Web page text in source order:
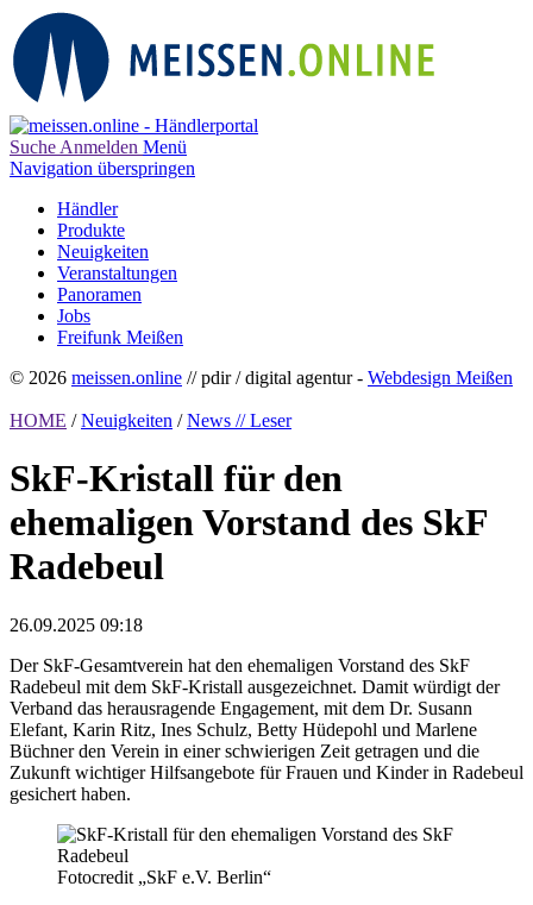
Suche Anmelden Menü
Navigation überspringen
Händler
Produkte
Neuigkeiten
Veranstaltungen
Panoramen
Jobs
Freifunk Meißen
© 2026 meissen.online // pdir / digital agentur - Webdesign Meißen
HOME / Neuigkeiten / News // Leser
SkF-Kristall für den
ehemaligen Vorstand des SkF
Radebeul
26.09.2025 09:18
Der SkF-Gesamtverein hat den ehemaligen Vorstand des SkF
Radebeul mit dem SkF-Kristall ausgezeichnet. Damit würdigt der
Verband das herausragende Engagement, mit dem Dr. Susann
Elefant, Karin Ritz, Ines Schulz, Betty Hüdepohl und Marlene
Büchner den Verein in einer schwierigen Zeit getragen und die
Zukunft wichtiger Hilfsangebote für Frauen und Kinder in Radebeul
gesichert haben.
Fotocredit „SkF e.V. Berlin“